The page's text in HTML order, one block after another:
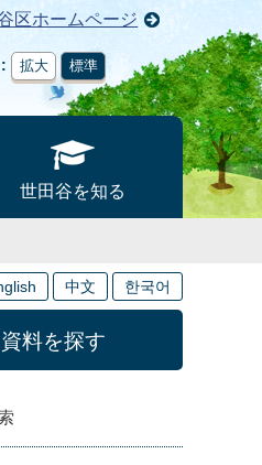
区ホームページ
拡大 標準
世田谷を知る
中文 한국어
資料を探す